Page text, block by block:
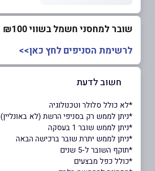
שובר למחסני חשמל בשווי ₪100
לרשימת הסניפים לחץ כאן>>
חשוב לדעת
*לא כולל סלולר וטכנולוגיה
*ניתן לממש רק בסניפי הרשת (לא באונליין)
*ניתן לממש שובר 1 בעסקה
*ניתן לממש יתרת שובר ברכישה הבאה
*תוקף השובר ל-5 שנים
*כולל כפל מבצעים